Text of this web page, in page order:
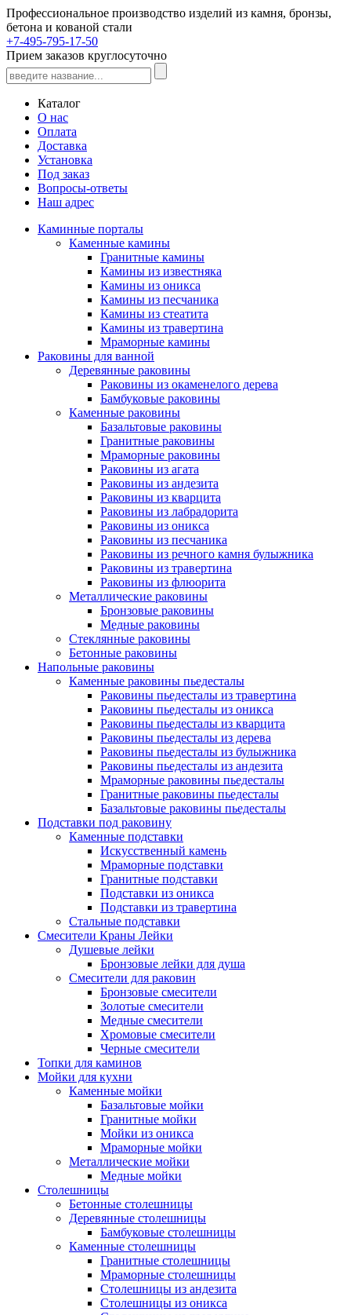
Профессиональное производство изделий из камня, бронзы,
бетона и кованой стали
+7-495-795-17-50
Прием заказов круглосуточно
Каталог
О нас
Оплата
Доставка
Установка
Под заказ
Вопросы-ответы
Наш адрес
Каминные порталы
Каменные камины
Гранитные камины
Камины из известняка
Камины из оникса
Камины из песчаника
Камины из стеатита
Камины из травертина
Мраморные камины
Раковины для ванной
Деревянные раковины
Раковины из окаменелого дерева
Бамбуковые раковины
Каменные раковины
Базальтовые раковины
Гранитные раковины
Мраморные раковины
Раковины из агата
Раковины из андезита
Раковины из кварцита
Раковины из лабрадорита
Раковины из оникса
Раковины из песчаника
Раковины из речного камня булыжника
Раковины из травертина
Раковины из флюорита
Металлические раковины
Бронзовые раковины
Медные раковины
Стеклянные раковины
Бетонные раковины
Напольные раковины
Каменные раковины пьедесталы
Раковины пьедесталы из травертина
Раковины пьедесталы из оникса
Раковины пьедесталы из кварцита
Раковины пьедесталы из дерева
Раковины пьедесталы из булыжника
Раковины пьедесталы из андезита
Мраморные раковины пьедесталы
Гранитные раковины пьедесталы
Базальтовые раковины пьедесталы
Подставки под раковину
Каменные подставки
Искусственный камень
Мраморные подставки
Гранитные подставки
Подставки из оникса
Подставки из травертина
Стальные подставки
Смесители Краны Лейки
Душевые лейки
Бронзовые лейки для душа
Смесители для раковин
Бронзовые смесители
Золотые смесители
Медные смесители
Хромовые смесители
Черные смесители
Топки для каминов
Мойки для кухни
Каменные мойки
Базальтовые мойки
Гранитные мойки
Мойки из оникса
Мраморные мойки
Металлические мойки
Медные мойки
Столешницы
Бетонные столешницы
Деревянные столешницы
Бамбуковые столешницы
Каменные столешницы
Гранитные столешницы
Мраморные столешницы
Столешницы из андезита
Столешницы из оникса